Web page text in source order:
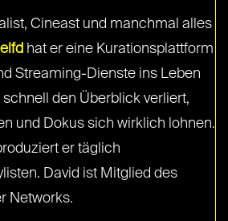
Cineast und manchmal alles
hat er eine Kurationsplattform
Streaming-Dienste ins Leben
den Überblick verliert,
und Dokus sich wirklich lohnen.
er täglich
David ist Mitglied des
Networks.